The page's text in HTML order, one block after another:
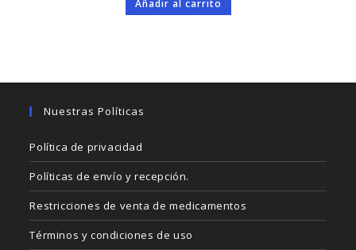
era:
$3.50.
es:
$3.20.
Añadir al carrito
Nuestras Políticas
Política de privacidad
Políticas de envío y recepción.
Restricciones de venta de medicamentos
Términos y condiciones de uso